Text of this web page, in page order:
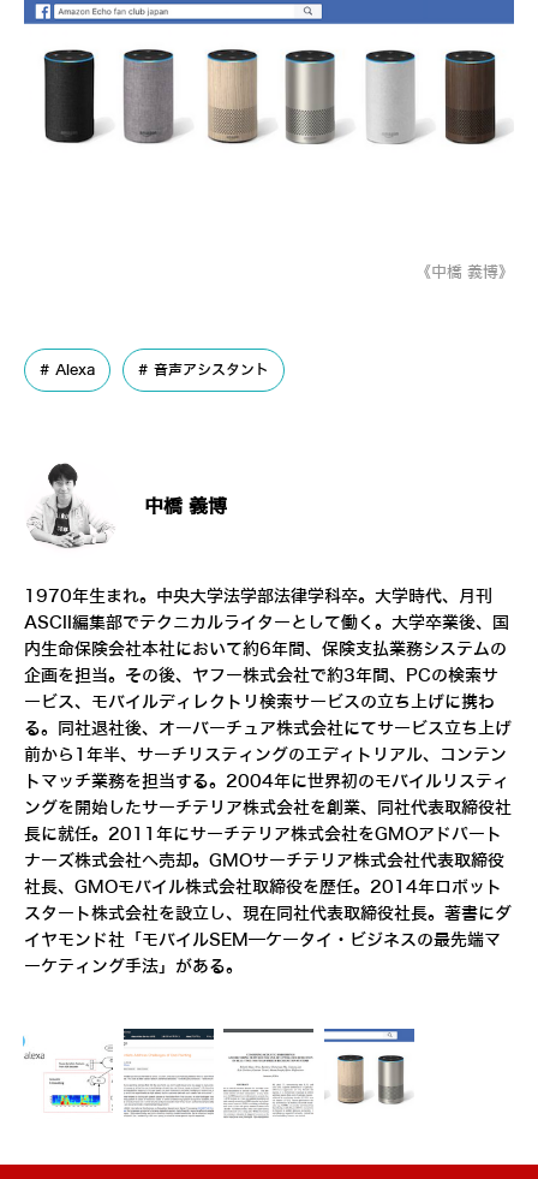
《中橋 義博》
Alexa 音声アシスタント
中橋 義博
1970年生まれ。中央大学法学部法律学科卒。大学時代、月刊
ASCII編集部でテクニカルライターとして働く。大学卒業後、国
内生命保険会社本社において約6年間、保険支払業務システムの
企画を担当。その後、ヤフー株式会社で約3年間、PCの検索サ
ービス、モバイルディレクトリ検索サービスの立ち上げに携わ
る。同社退社後、オーバーチュア株式会社にてサービス立ち上げ
前から1年半、サーチリスティングのエディトリアル、コンテン
トマッチ業務を担当する。2004年に世界初のモバイルリスティ
ングを開始したサーチテリア株式会社を創業、同社代表取締役社
長に就任。2011年にサーチテリア株式会社をGMOアドパート
ナーズ株式会社へ売却。GMOサーチテリア株式会社代表取締役
社長、GMOモバイル株式会社取締役を歴任。2014年ロボット
スタート株式会社を設立し、現在同社代表取締役社長。著書にダ
イヤモンド社「モバイルSEM―ケータイ・ビジネスの最先端マ
ーケティング手法」がある。